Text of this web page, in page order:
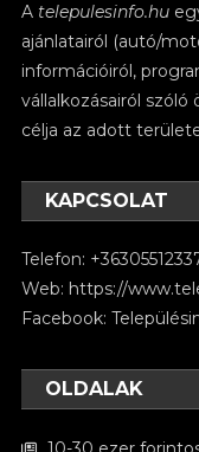
A telepulesinfo.hu
ajánlatairól (autó/
információiról,
vállalkozásairól
célja az adott
KAPCSOLAT
Telefon:
Web: https://
Facebook:
OLDALAK